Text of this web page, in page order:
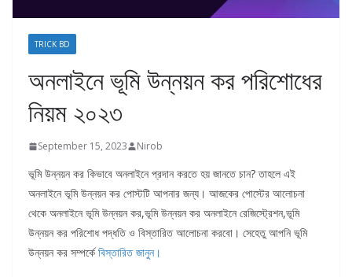
TRICK BD
অনলাইনে ভূমি উন্নয়ন কর পরিশোধের
নিয়ম ২০২৩
September 15, 2023 Nirob
ভূমি উন্নয়ন কর কিভাবে অনলাইনে প্রদান করতে হয় জানতে চান? তাহলে এই
অনলাইনে ভূমি উন্নয়ন কর পোস্টটি আপনার জন্য। আজকের পোস্টের আলোচনা
থেকে অনলাইনে ভূমি উন্নয়ন কর,ভূমি উন্নয়ন কর অনলাইনে রেজিস্ট্রেশন,ভূমি
উন্নয়ন কর পরিশোধ পদ্ধতি ও বিস্তারিত আলোচনা করবো। সেহেতু আপনি ভূমি
উন্নয়ন কর সম্পর্কেবিস্তারিত জানুন।